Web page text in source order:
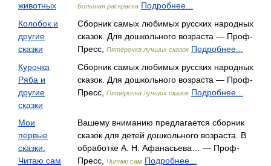
животных
Большая раскраска Подробнее...
Колобок и
другие
сказки
Сборник самых любимых русских народных
сказок. Для дошкольного возраста — Проф-
Пресс,
Пятёрочка лучших сказок Подробнее...
Курочка
Ряба и
другие
сказки
Сборник самых любимых русских народных
сказок. Для дошкольного возраста — Проф-
Пресс,
Пятёрочка лучших сказок Подробнее...
Мои
первые
сказки.
Читаю сам
Вашему вниманию предлагается сборник
сказок для детей дошкольного возраста. В
обработке А. Н. Афанасьева… — Проф-
Пресс,
Читаю сам Подробнее...